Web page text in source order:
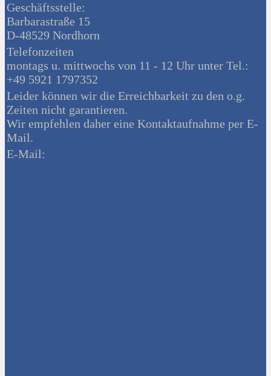
Geschäftsstelle:
Barbarastraße 15
D-48529 Nordhorn
Telefonzeiten
montags u. mittwochs von 11 - 12 Uhr unter Tel.:
+49 5921 1797352
Leider können wir die Erreichbarkeit zu den o.g.
Zeiten nicht garantieren.
Wir empfehlen daher eine Kontaktaufnahme per E-
Mail.
E-Mail: